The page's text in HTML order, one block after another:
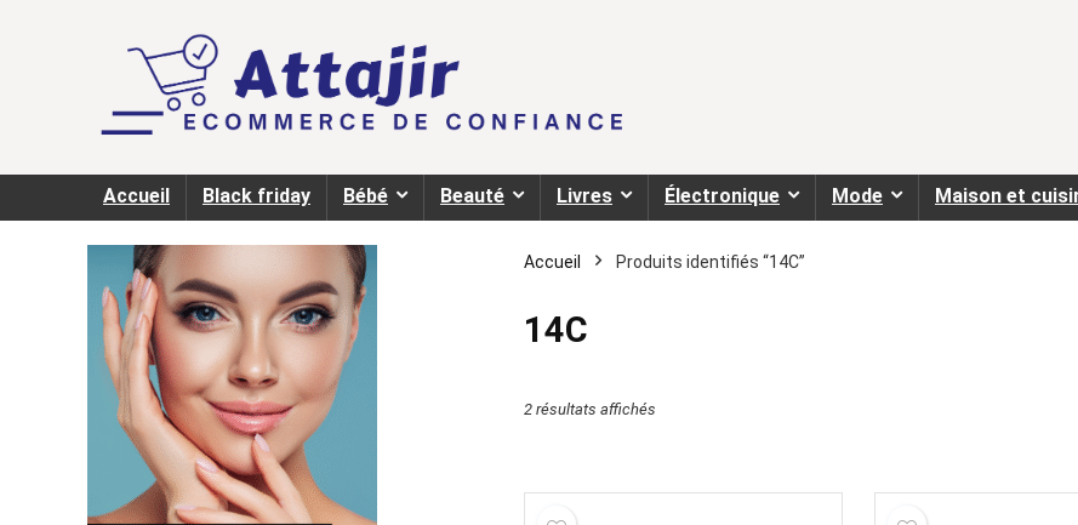
Accueil Black friday Bébé Beauté Livres Électronique Mode Maison et
Accueil Produits identifiés “14C”
14C
2 résultats affichés